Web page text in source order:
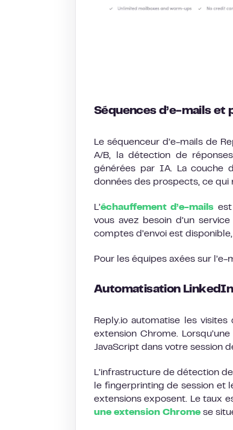
Séquences d’e-mails et
Le séquenceur d’e-mails de
A/B, la détection de
générées par IA. La couche
données des prospects, ce
L’échauffement d’e-mails est
vous avez besoin d’un
comptes d’envoi est
Pour les équipes axées sur
Automatisation
Reply.io automatise les
extension Chrome.
JavaScript dans votre session
L’infrastructure de détection
le fingerprinting de session et
extensions exposent. Le taux
une extension Chrome se